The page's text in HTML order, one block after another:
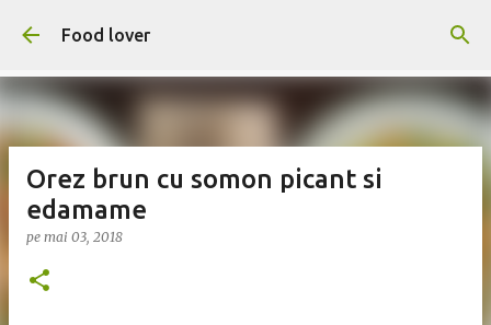
Treceți la conținutul principal
Food lover
Orez brun cu somon picant si
edamame
pe mai 03, 2018